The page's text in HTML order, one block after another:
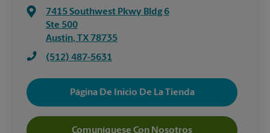
7415 Southwest Pkwy Bldg 6
Ste 500
Austin, TX 78735
(512) 487-5631
Página De Inicio De La Tienda
Comuníquese Con Nosotros